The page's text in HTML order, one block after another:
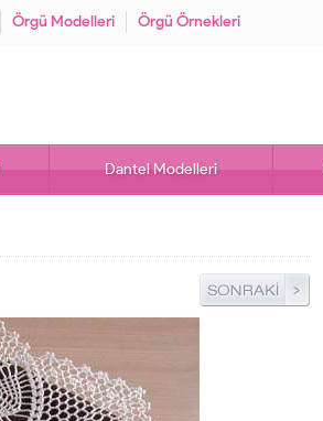
Örgü Modelleri Örgü Örnekleri
Dantel Modelleri